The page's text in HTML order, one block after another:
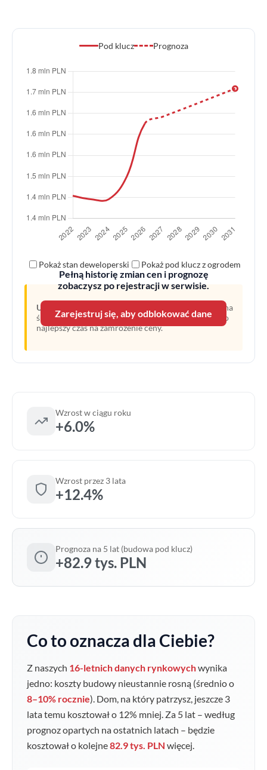
Pod klucz Prognoza
Pełną historię zmian cen i prognozę
zobaczysz po rejestracji w serwisie.
Zarejestruj się, aby odblokować dane
Pokaż stan deweloperski Pokaż pod klucz z ogrodem
Uwaga:
Linia przerywana oznacza prognozę opartą na
średnim wzroście z ostatnich lat. Obecny moment to
najlepszy czas na zamrożenie ceny.
Wzrost w ciągu roku
+6.0%
Wzrost przez 3 lata
+12.4%
Prognoza na 5 lat (budowa pod klucz)
+82.9 tys. PLN
Co to oznacza dla Ciebie?
Z naszych 16-letnich danych rynkowychwynika
jedno: koszty budowy nieustannie rosną (średnio o
8–10% rocznie). Dom, na który patrzysz, jeszcze 3
lata temu kosztował o 12% mniej. Za 5 lat – według
prognoz opartych na ostatnich latach – będzie
kosztował o kolejne82.9 tys. PLN więcej.